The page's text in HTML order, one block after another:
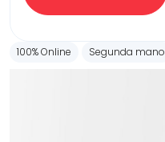
100% Online Segunda mano